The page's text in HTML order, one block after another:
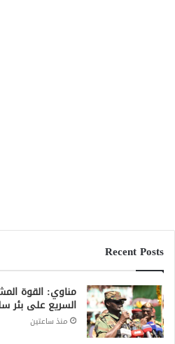
Recent Posts
مناوي: القوة
السريع على بئر
منذ ساعتين